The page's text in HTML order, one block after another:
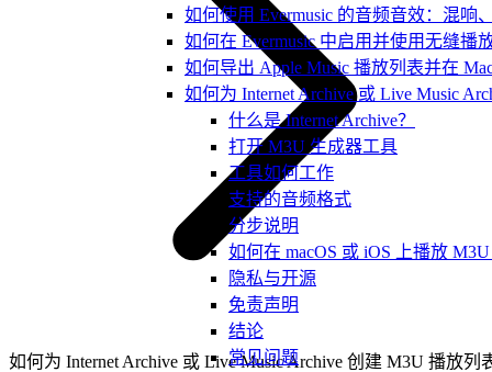
如何使用 Evermusic 的音频音效：混
如何在 Evermusic 中启用并使用无缝播
如何导出 Apple Music 播放列表并在
如何为 Internet Archive 或 Live Music
什么是 Internet Archive？
打开 M3U 生成器工具
工具如何工作
支持的音频格式
分步说明
如何在 macOS 或 iOS 上播放
隐私与开源
免责声明
结论
常见问题
如何为 Internet Archive 或 Live Music Archive 创建 M3U 播放列